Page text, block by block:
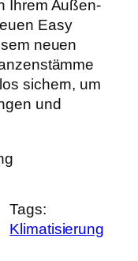
Ihrem Außen-
Easy
neuen
sichern, um
und
Tags:
Klimatisierung